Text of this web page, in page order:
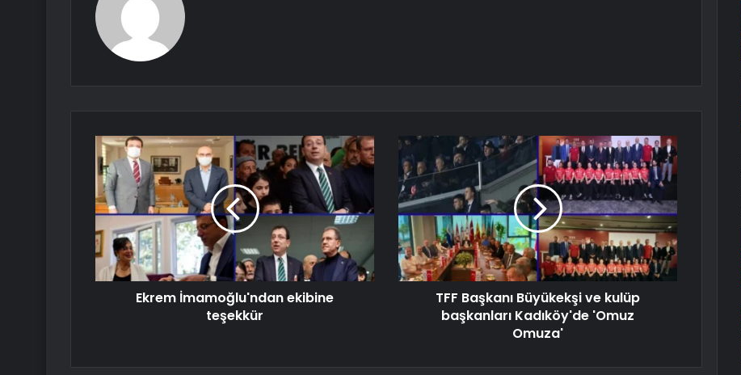
Ekrem İmamoğlu'ndan ekibine
teşekkür
TFF Başkanı Büyükekşi ve kulüp
başkanları Kadıköy'de 'Omuz
Omuza'